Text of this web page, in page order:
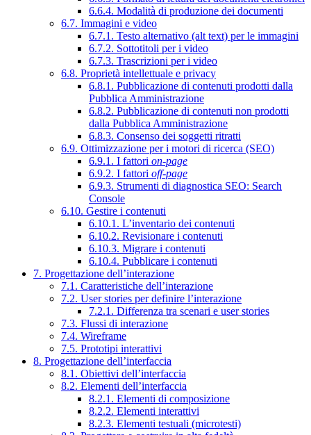
6.6.4. Modalità di produzione dei documenti
6.7. Immagini e video
6.7.1. Testo alternativo (alt text) per le immagini
6.7.2. Sottotitoli per i video
6.7.3. Trascrizioni per i video
6.8. Proprietà intellettuale e privacy
6.8.1. Pubblicazione di contenuti prodotti dalla
Pubblica Amministrazione
6.8.2. Pubblicazione di contenuti non prodotti
dalla Pubblica Amministrazione
6.8.3. Consenso dei soggetti ritratti
6.9. Ottimizzazione per i motori di ricerca (SEO)
6.9.1. I fattori on-page
6.9.2. I fattori off-page
6.9.3. Strumenti di diagnostica SEO: Search
Console
6.10. Gestire i contenuti
6.10.1. L’inventario dei contenuti
6.10.2. Revisionare i contenuti
6.10.3. Migrare i contenuti
6.10.4. Pubblicare i contenuti
7. Progettazione dell’interazione
7.1. Caratteristiche dell’interazione
7.2. User stories per definire l’interazione
7.2.1. Differenza tra scenari e user stories
7.3. Flussi di interazione
7.4. Wireframe
7.5. Prototipi interattivi
8. Progettazione dell’interfaccia
8.1. Obiettivi dell’interfaccia
8.2. Elementi dell’interfaccia
8.2.1. Elementi di composizione
8.2.2. Elementi interattivi
8.2.3. Elementi testuali (microtesti)